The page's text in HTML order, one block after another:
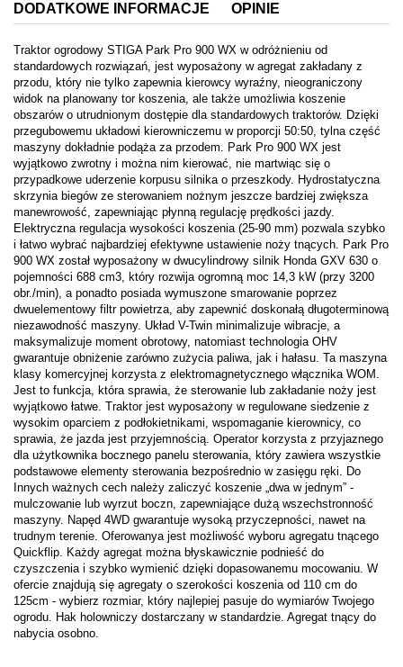
DODATKOWE INFORMACJE OPINIE
Traktor ogrodowy STIGA Park Pro 900 WX w odróżnieniu od
standardowych rozwiązań, jest wyposażony w agregat zakładany z
przodu, który nie tylko zapewnia kierowcy wyraźny, nieograniczony
widok na planowany tor koszenia, ale także umożliwia koszenie
obszarów o utrudnionym dostępie dla standardowych traktorów. Dzięki
przegubowemu układowi kierowniczemu w proporcji 50:50, tylna część
maszyny dokładnie podąża za przodem. Park Pro 900 WX jest
wyjątkowo zwrotny i można nim kierować, nie martwiąc się o
przypadkowe uderzenie korpusu silnika o przeszkody. Hydrostatyczna
skrzynia biegów ze sterowaniem nożnym jeszcze bardziej zwiększa
manewrowość, zapewniając płynną regulację prędkości jazdy.
Elektryczna regulacja wysokości koszenia (25-90 mm) pozwala szybko
i łatwo wybrać najbardziej efektywne ustawienie noży tnących. Park Pro
900 WX został wyposażony w dwucylindrowy silnik Honda GXV 630 o
pojemności 688 cm3, który rozwija ogromną moc 14,3 kW (przy 3200
obr./min), a ponadto posiada wymuszone smarowanie poprzez
dwuelementowy filtr powietrza, aby zapewnić doskonałą długoterminową
niezawodność maszyny. Układ V-Twin minimalizuje wibracje, a
maksymalizuje moment obrotowy, natomiast technologia OHV
gwarantuje obniżenie zarówno zużycia paliwa, jak i hałasu. Ta maszyna
klasy komercyjnej korzysta z elektromagnetycznego włącznika WOM.
Jest to funkcja, która sprawia, że sterowanie lub zakładanie noży jest
wyjątkowo łatwe. Traktor jest wyposażony w regulowane siedzenie z
wysokim oparciem z podłokietnikami, wspomaganie kierownicy, co
sprawia, że jazda jest przyjemnością. Operator korzysta z przyjaznego
dla użytkownika bocznego panelu sterowania, który zawiera wszystkie
podstawowe elementy sterowania bezpośrednio w zasięgu ręki. Do
Innych ważnych cech należy zaliczyć koszenie „dwa w jednym” -
mulczowanie lub wyrzut boczn, zapewniające dużą wszechstronność
maszyny. Napęd 4WD gwarantuje wysoką przyczepności, nawet na
trudnym terenie. Oferowanya jest możliwość wyboru agregatu tnącego
Quickflip. Każdy agregat można błyskawicznie podnieść do
czyszczenia i szybko wymienić dzięki dopasowanemu mocowaniu. W
ofercie znajdują się agregaty o szerokości koszenia od 110 cm do
125cm - wybierz rozmiar, który najlepiej pasuje do wymiarów Twojego
ogrodu. Hak holowniczy dostarczany w standardzie. Agregat tnący do
nabycia osobno.